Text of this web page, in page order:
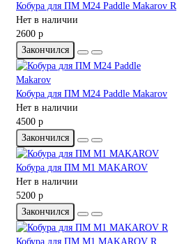
Кобура для ПМ M24 Paddle Makarov R
Нет в наличии
2600 р
Закончился
Кобура для ПМ M24 Paddle Makarov
Нет в наличии
4500 р
Закончился
Кобура для ПМ M1 MAKAROV
Нет в наличии
5200 р
Закончился
Кобура для ПМ M1 MAKAROV R